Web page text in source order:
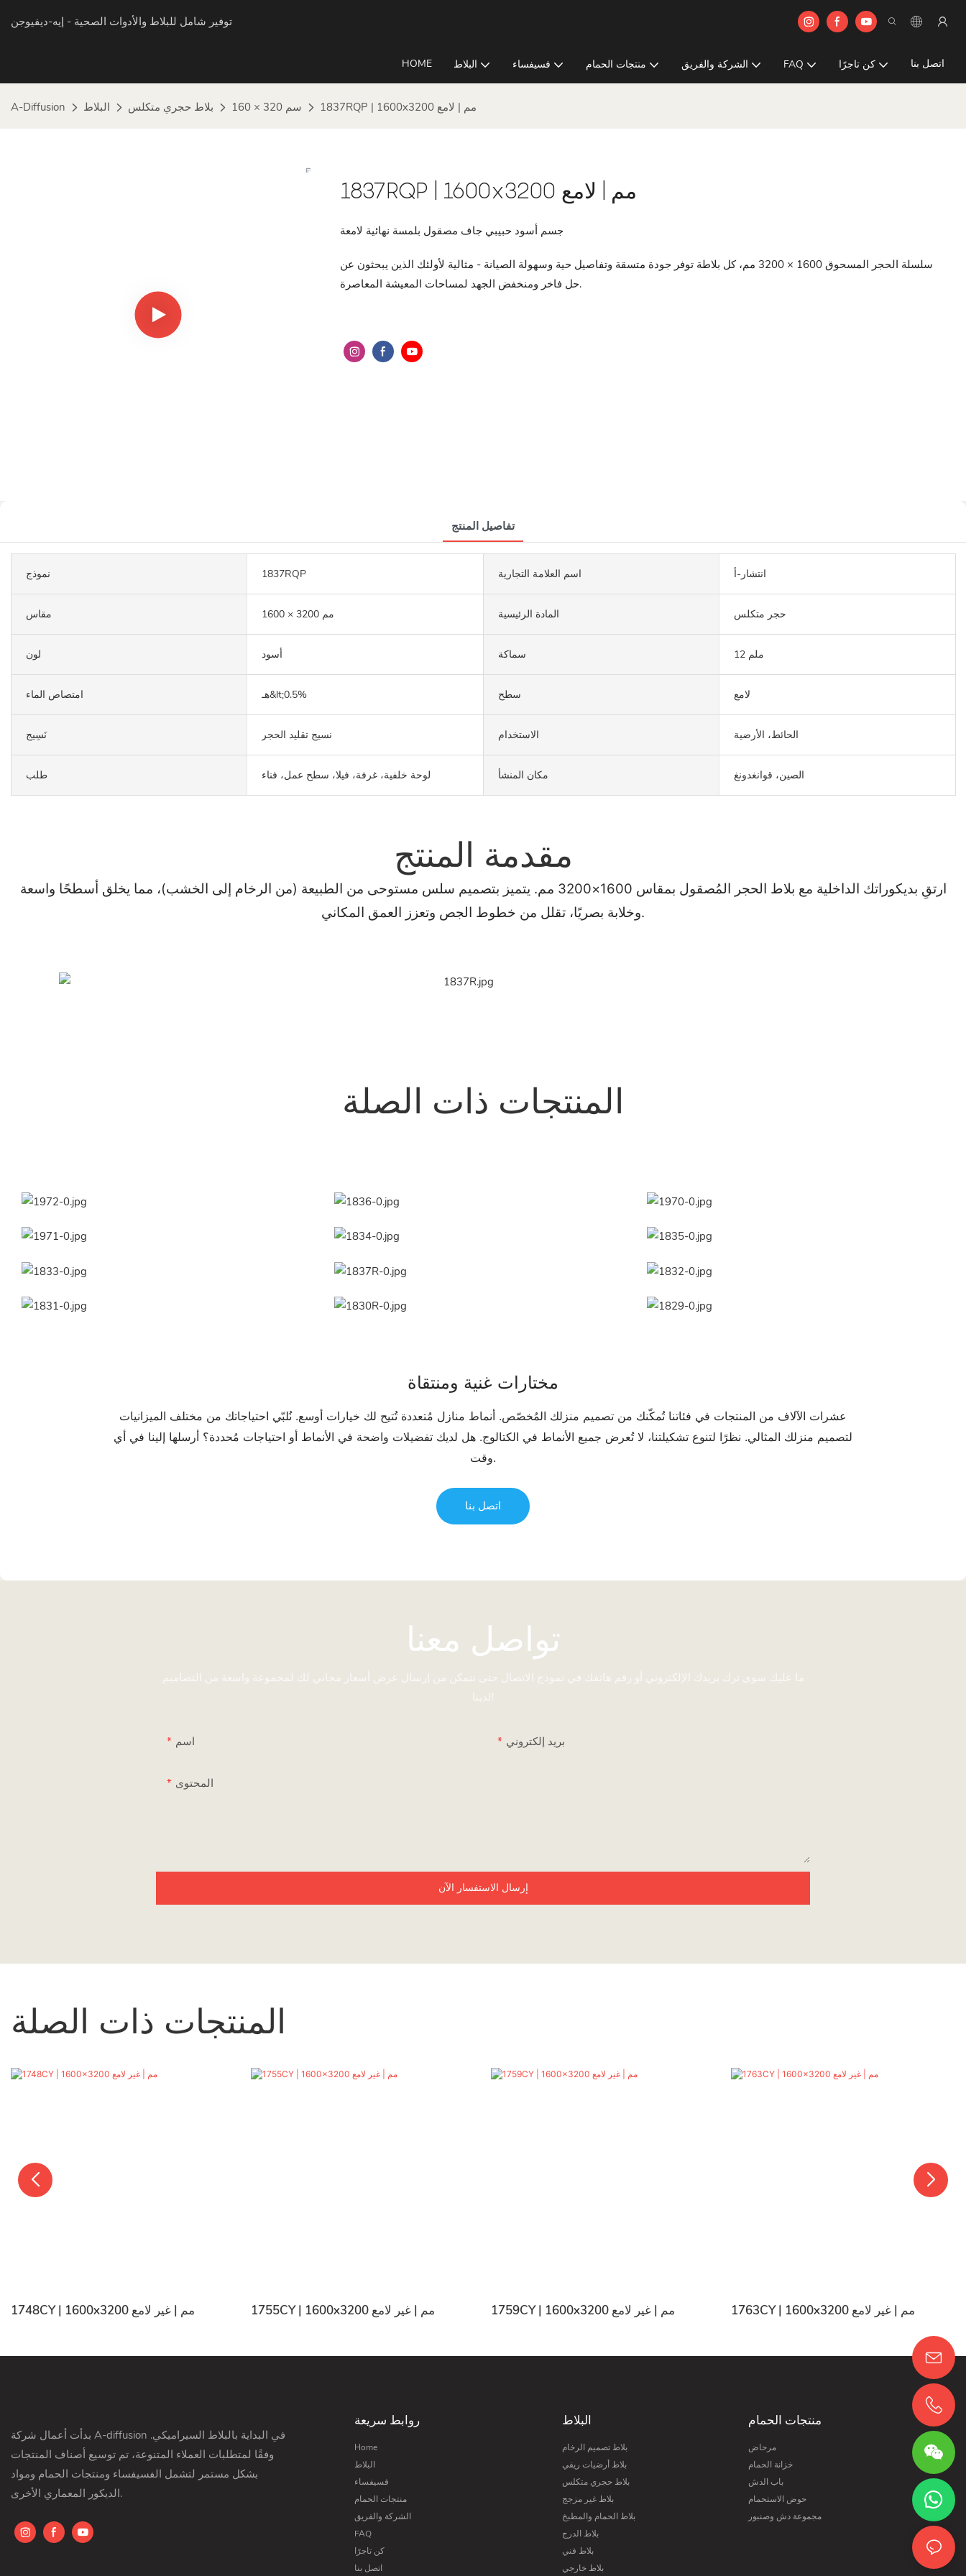
توفير شامل للبلاط والأدوات الصحية - إيه-ديفيوجن
HOME البلاط فسيفساء منتجات الحمام الشركة والفريق FAQ كن تاجرًا اتصل بنا
A-Diffusion البلاط بلاط حجري متكلس 160 × 320 سم 1837RQP | 1600x3200 مم | لامع
1837RQP | 1600x3200 مم | لامع
جسم أسود حبيبي جاف مصقول بلمسة نهائية لامعة
سلسلة الحجر المسحوق 1600 × 3200 مم، كل بلاطة توفر جودة متسقة وتفاصيل حية وسهولة الصيانة - مثالية لأولئك الذين يبحثون عن
حل فاخر ومنخفض الجهد لمساحات المعيشة المعاصرة.
تفاصيل المنتج
نموذج 1837RQP اسم العلامة التجارية انتشار-أ
مقاس 1600 × 3200 مم المادة الرئيسية حجر متكلس
لون أسود سماكة 12 ملم
امتصاص الماء هـ&lt;0.5% سطح لامع
نَسِيج نسيج تقليد الحجر الاستخدام الحائط، الأرضية
طلب لوحة خلفية، غرفة، فيلا، سطح عمل، فناء مكان المنشأ الصين، قوانغدونغ
مقدمة المنتج
ارتقِ بديكوراتك الداخلية مع بلاط الحجر المُصقول بمقاس 1600×3200 مم. يتميز بتصميم سلس مستوحى من الطبيعة (من الرخام إلى الخشب)، مما يخلق أسطحًا واسعة
وخلابة بصريًا، تقلل من خطوط الجص وتعزز العمق المكاني.
المنتجات ذات الصلة
مختارات غنية ومنتقاة
عشرات الآلاف من المنتجات في فئاتنا تُمكّنك من تصميم منزلك المُخصّص. أنماط منازل مُتعددة تُتيح لك خيارات أوسع. نُلبّي احتياجاتك من مختلف الميزانيات
لتصميم منزلك المثالي. نظرًا لتنوع تشكيلتنا، لا تُعرض جميع الأنماط في الكتالوج. هل لديك تفضيلات واضحة في الأنماط أو احتياجات مُحددة؟ أرسلها إلينا في أي
وقت.
اتصل بنا
تواصل معنا
ما عليك سوى ترك بريدك الإلكتروني أو رقم هاتفك في نموذج الاتصال حتى نتمكن من إرسال عرض أسعار مجاني لك لمجموعة واسعة من التصاميم
لدينا!
اسم بريد إلكتروني
المحتوى
إرسال الاستفسار الآن
المنتجات ذات الصلة
1748CY | 1600x3200 مم | غير لامع 1755CY | 1600x3200 مم | غير لامع 1759CY | 1600x3200 مم | غير لامع 1763CY | 1600x3200 مم | غير لامع
بدأت أعمال شركة A-diffusion في البداية بالبلاط السيراميكي.
وفقًا لمتطلبات العملاء المتنوعة، تم توسيع أصناف المنتجات
بشكل مستمر لتشمل الفسيفساء ومنتجات الحمام ومواد
الديكور المعماري الأخرى.
روابط سريعة
Home
البلاط
فسيفساء
منتجات الحمام
الشركة والفريق
FAQ
كن تاجرًا
اتصل بنا
البلاط
بلاط تصميم الرخام
بلاط أرضيات ريفي
بلاط حجري متكلس
بلاط غير مزجج
بلاط الحمام والمطبخ
بلاط الدرج
بلاط فني
بلاط خارجي
منتجات الحمام
مرحاض
خزانة الحمام
باب الدش
حوض الاستحمام
مجموعة دش وصنبور